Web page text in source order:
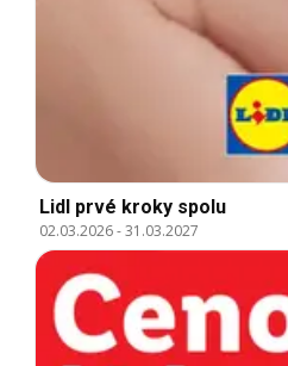
Lidl prvé kroky spolu
02.03.2026-31.03.2027